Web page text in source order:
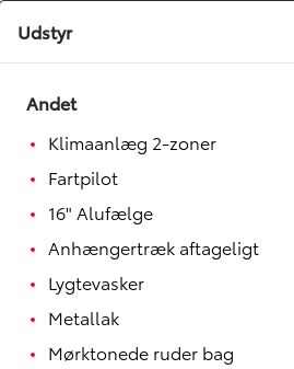
Udstyr
Andet
Klimaanlæg 2-zoner
Fartpilot
16" Alufælge
Anhængertræk aftageligt
Lygtevasker
Metallak
Mørktonede ruder bag